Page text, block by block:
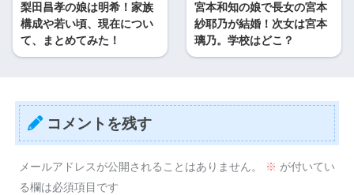
梨田昌孝の娘は明希！家族
構成や若い頃、現在につい
て、まとめてみた！
宮本和知の娘で長女の宮本
紗耶乃が結婚！次女は宮本
璃乃。学校はどこ？
コメントを残す
メールアドレスが公開されることはありません。 ※ が付いてい
る欄は必須項目です